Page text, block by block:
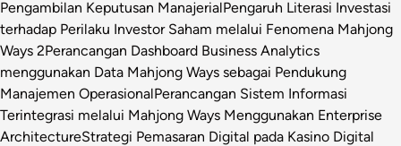
Pengambilan Keputusan ManajerialPengaruh Literasi Investasi
terhadap Perilaku Investor Saham melalui Fenomena Mahjong
Ways 2Perancangan Dashboard Business Analytics
menggunakan Data Mahjong Ways sebagai Pendukung
Manajemen OperasionalPerancangan Sistem Informasi
Terintegrasi melalui Mahjong Ways Menggunakan Enterprise
ArchitectureStrategi Pemasaran Digital pada Kasino Digital